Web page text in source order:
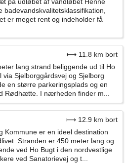
er meget rent og indeholder få
⟼ 11.8 km bort
lang strand beliggende ud til Ho
Sjelborggårdsvej og Sjelborg
en større parkeringsplads og en
Rødhætte. I nærheden finder m...
⟼ 12.9 km bort
Kommune er en ideel destination
Stranden er 450 meter lang og
ved Ho Bugt i den nordvestlige
ved Sanatorievej og t...